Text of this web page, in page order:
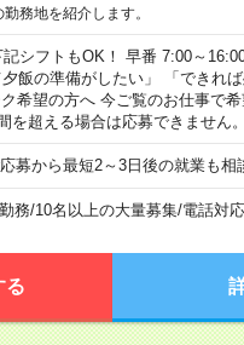
務地を紹介します。
シフトもOK！ 早番 7:00～
飯の準備がしたい」 「できれば
望の方へ 今ご覧のお仕事で希
超える場合は応募できません。
募から最短2～3日後の就業も相
務/10名以上の大量募集/電話対
る